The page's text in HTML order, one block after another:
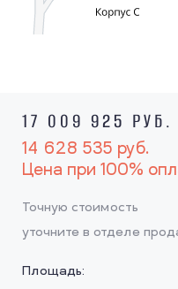
17 009 925 РУБ.
14 628 535 руб.
Цена при 100%
Точную стоимость
уточните в отделе
Площадь: